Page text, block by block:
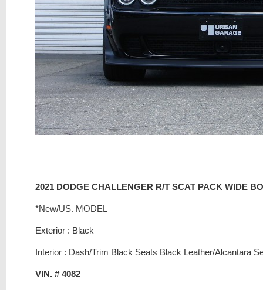
2021 DODGE CHALLENGER R/T SCAT PACK WIDE
*New/US. MODEL
Exterior : Black
Interior : Dash/Trim Black Seats Black Leather/Alcantara
VIN. # 4082